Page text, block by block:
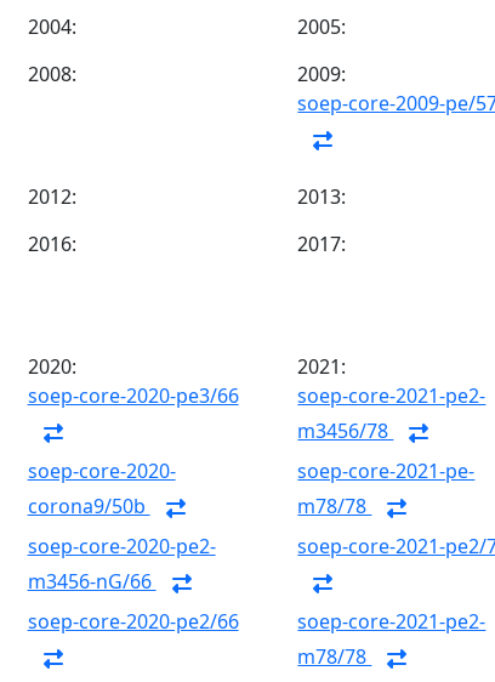
2004:
2005:
2008:
2009:
soep-core-2009-pe/
2012:
2013:
2016: 2017:
2020:
soep-core-2020-pe3/66
soep-core-2020-
corona9/50b
soep-core-2020-pe2-
m3456-nG/66
soep-core-2020-pe2/66
2021:
soep-core-2021-pe2-
m3456/78
soep-core-2021-pe-
m78/78
soep-core-2021-pe2/
soep-core-2021-pe2-
m78/78